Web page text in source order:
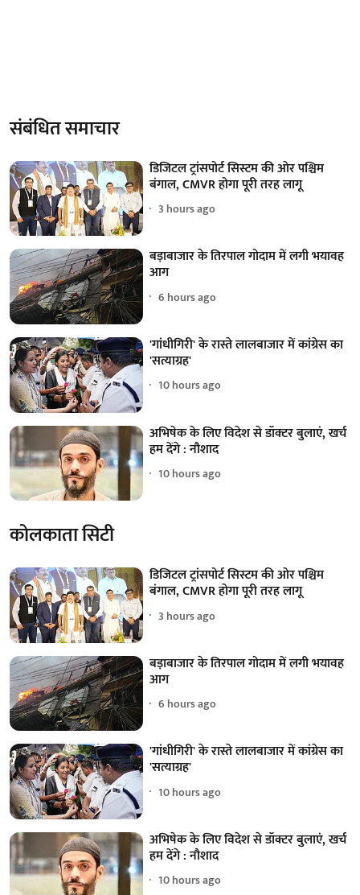
संबंधित समाचार
डिजिटल ट्रांसपोर्ट सिस्टम की ओर पश्चिम
बंगाल, CMVR होगा पूरी तरह लागू
3 hours ago
बड़ाबाजार के तिरपाल गोदाम में लगी भयावह
आग
6 hours ago
'गांधीगिरी' के रास्ते लालबाजार में कांग्रेस का
'सत्याग्रह'
10 hours ago
अभिषेक के लिए विदेश से डॉक्टर बुलाएं, खर्च
हम देंगे : नौशाद
10 hours ago
कोलकाता सिटी
डिजिटल ट्रांसपोर्ट सिस्टम की ओर पश्चिम
बंगाल, CMVR होगा पूरी तरह लागू
3 hours ago
बड़ाबाजार के तिरपाल गोदाम में लगी भयावह
आग
6 hours ago
'गांधीगिरी' के रास्ते लालबाजार में कांग्रेस का
'सत्याग्रह'
10 hours ago
अभिषेक के लिए विदेश से डॉक्टर बुलाएं, खर्च
हम देंगे : नौशाद
10 hours ago